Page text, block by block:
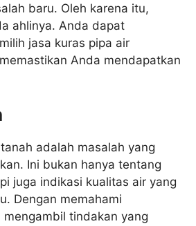
baru. Oleh karena itu,
ahlinya. Anda dapat
jasa kuras pipa air
Anda mendapatkan
adalah masalah yang
Ini bukan hanya tentang
juga indikasi kualitas air yang
Dengan memahami
tindakan yang